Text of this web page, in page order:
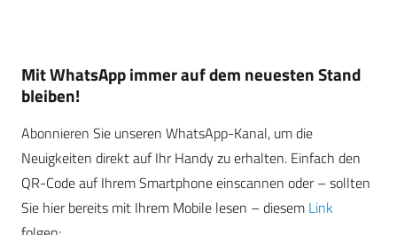
Mit WhatsApp immer auf dem neuesten Stand
bleiben!
Abonnieren Sie unseren WhatsApp-Kanal, um die
Neuigkeiten direkt auf Ihr Handy zu erhalten. Einfach den
QR-Code auf Ihrem Smartphone einscannen oder – sollten
Sie hier bereits mit Ihrem Mobile lesen – diesem Link